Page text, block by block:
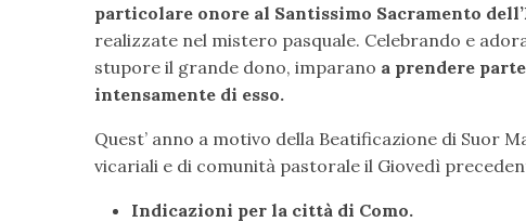
particolare onore al Santissimo Sacramento
realizzate nel mistero pasquale. Celebrando e
stupore il grande dono, imparano a prendere
intensamente di esso.
Quest’ anno a motivo della Beatificazione di Suor
vicariali e di comunità pastorale il Giovedì
Indicazioni per la città di Como.